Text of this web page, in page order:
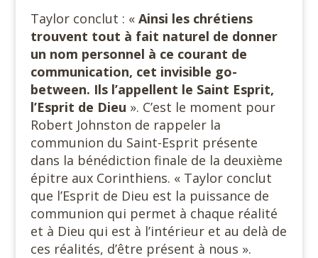
Taylor conclut : « Ainsi les chrétiens
trouvent tout à fait naturel de donner
un nom personnel à ce courant de
communication, cet invisible go-
between. Ils l’appellent le Saint Esprit,
l’Esprit de Dieu ». C’est le moment pour
Robert Johnston de rappeler la
communion du Saint-Esprit présente
dans la bénédiction finale de la deuxième
épitre aux Corinthiens. « Taylor conclut
que l’Esprit de Dieu est la puissance de
communion qui permet à chaque réalité
et à Dieu qui est à l’intérieur et au delà de
ces réalités, d’être présent à nous ».